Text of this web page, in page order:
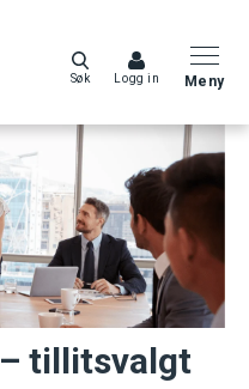
Søk Logg in Meny
tillitsvalgt